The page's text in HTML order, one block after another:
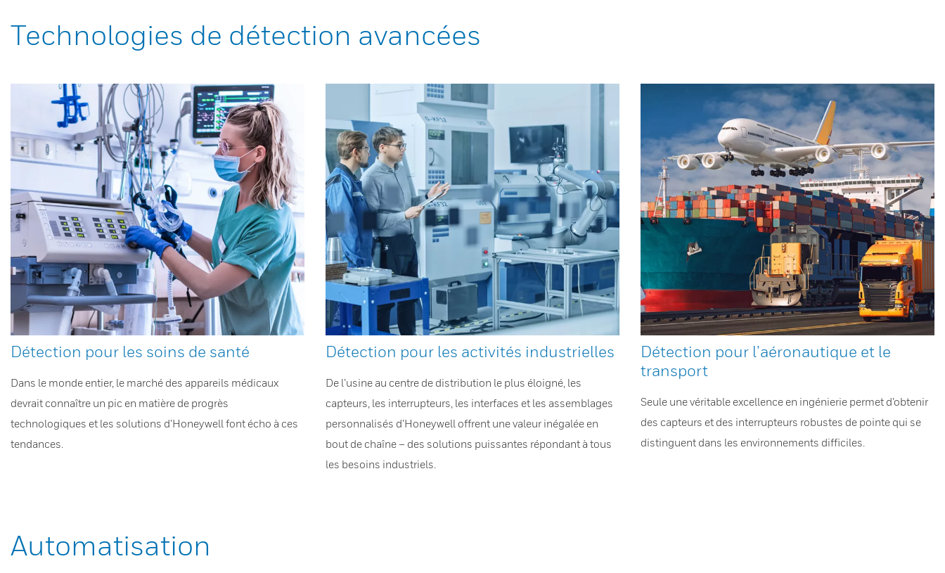
Technologies de détection avancées
Détection pour les soins de santé
Dans le monde entier, le marché des appareils médicaux
devrait connaître un pic en matière de progrès
technologiques et les solutions d’Honeywell font écho à ces
tendances.
Détection pour les activités industrielles
De l’usine au centre de distribution le plus éloigné, les
capteurs, les interrupteurs, les interfaces et les assemblages
personnalisés d’Honeywell offrent une valeur inégalée en
bout de chaîne – des solutions puissantes répondant à tous
les besoins industriels.
Détection pour l’aéronautique et le
transport
Seule une véritable excellence en ingénierie permet d’obtenir
des capteurs et des interrupteurs robustes de pointe qui se
distinguent dans les environnements difficiles.
Automatisation